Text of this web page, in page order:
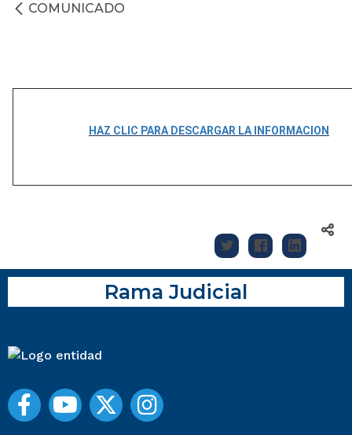
COMUNICADO
HAZ CLIC PARA DESCARGAR LA INFORMACION
Rama Judicial